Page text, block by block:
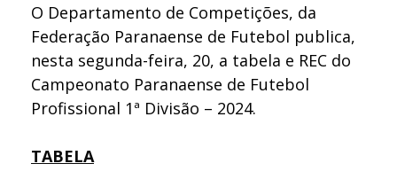
O Departamento de Competições, da
Federação Paranaense de Futebol publica,
nesta segunda-feira, 20, a tabela e REC do
Campeonato Paranaense de Futebol
Profissional 1ª Divisão – 2024.
TABELA